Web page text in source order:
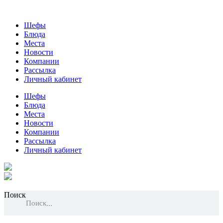
Шефы
Блюда
Места
Новости
Компании
Рассылка
Личный кабинет
Шефы
Блюда
Места
Новости
Компании
Рассылка
Личный кабинет
Поиск
Поиск